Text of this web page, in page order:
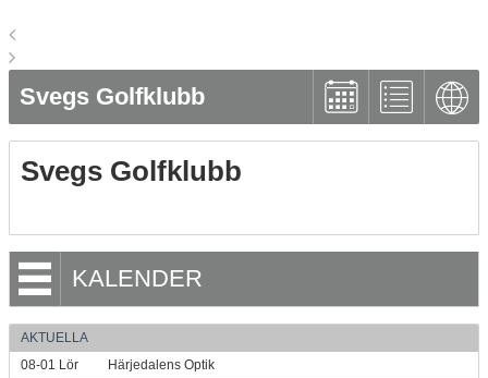
Svegs Golfklubb
Svegs Golfklubb
KALENDER
AKTUELLA
08-01 Lör
Härjedalens Optik